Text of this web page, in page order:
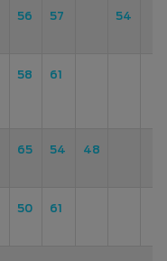
56 57 54
58 61
65 54 48
50 61